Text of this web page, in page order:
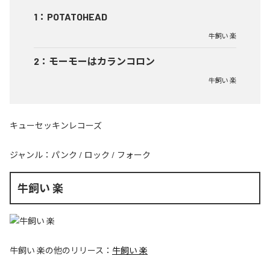
1 ： POTATOHEAD
牛飼い 楽
2 ： モーモーはカランコロン
牛飼い 楽
キューセッキンレコーズ
ジャンル： パンク / ロック / フォーク
牛飼い 楽
牛飼い 楽の他のリリース： 牛飼い 楽